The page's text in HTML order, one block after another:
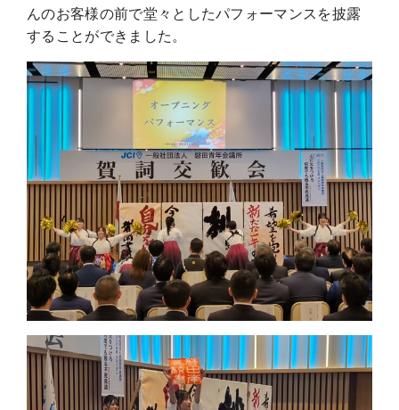
んのお客様の前で堂々としたパフォーマンスを披露
することができました。